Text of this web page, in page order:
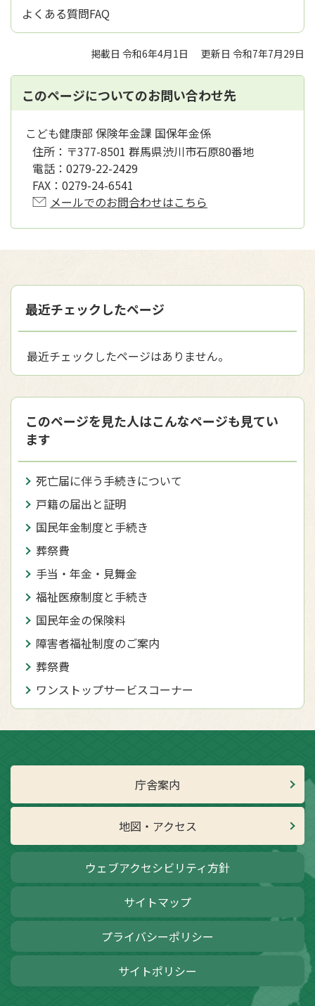
よくある質問FAQ
掲載日 令和6年4月1日 更新日 令和7年7月29日
このページについてのお問い合わせ先
こども健康部 保険年金課 国保年金係
住所： 〒377-8501 群馬県渋川市石原80番地
電話： 0279-22-2429
FAX： 0279-24-6541
メールでのお問合わせはこちら
最近チェックしたページ
最近チェックしたページはありません。
このページを見た人はこんなページも見てい
ます
死亡届に伴う手続きについて
戸籍の届出と証明
国民年金制度と手続き
葬祭費
手当・年金・見舞金
福祉医療制度と手続き
国民年金の保険料
障害者福祉制度のご案内
葬祭費
ワンストップサービスコーナー
庁舎案内
地図・アクセス
ウェブアクセシビリティ方針
サイトマップ
プライバシーポリシー
サイトポリシー